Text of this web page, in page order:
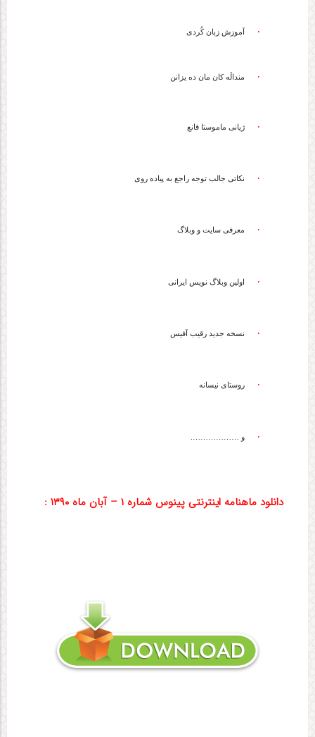
· آموزش زبان کُردی
· منداڵه کان مان ده یزانن
· ژیانى ماموستا قانع
· نکاتی جالب توجه راجع به پیاده روی
· معرفی سایت و وبلاگ
· اولین وبلاگ نویس ایرانی
· نسخه جدید رقیب آفیس
· روستای نیسانه
· و ……………….
دانلود ماهنامه اینترنتی پینوس شماره ۱ – آبان ماه ۱۳۹۰ :